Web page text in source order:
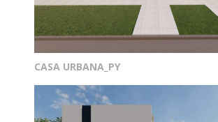
CASA URBANA_PY